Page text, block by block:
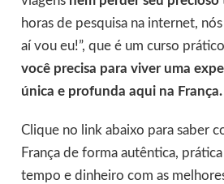
horas de pesquisa na internet,
aí vou eu!”, que é um curso
você precisa para viver uma
única e profunda aqui na França.
Clique no link abaixo para saber
França de forma autêntica,
tempo e dinheiro com as